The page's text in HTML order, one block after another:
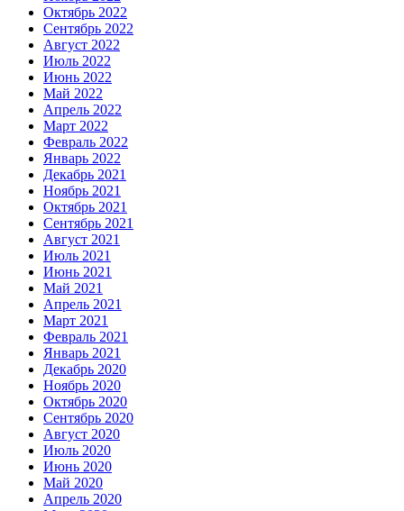
Октябрь 2022
Сентябрь 2022
Август 2022
Июль 2022
Июнь 2022
Май 2022
Апрель 2022
Март 2022
Февраль 2022
Январь 2022
Декабрь 2021
Ноябрь 2021
Октябрь 2021
Сентябрь 2021
Август 2021
Июль 2021
Июнь 2021
Май 2021
Апрель 2021
Март 2021
Февраль 2021
Январь 2021
Декабрь 2020
Ноябрь 2020
Октябрь 2020
Сентябрь 2020
Август 2020
Июль 2020
Июнь 2020
Май 2020
Апрель 2020